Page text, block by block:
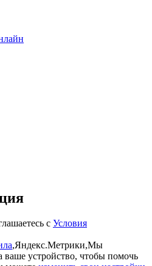
с Условия
,Яндекс.Метрики,Мы
ваше устройство, чтобы помочь